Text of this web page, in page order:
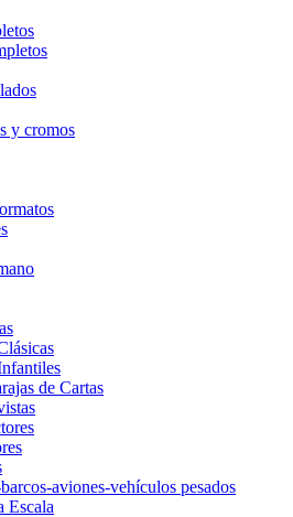
y cromos
de Cartas
aviones-vehículos pesados
Escala